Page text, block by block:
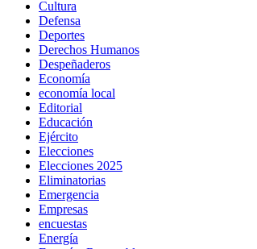
Cultura
Defensa
Deportes
Derechos Humanos
Despeñaderos
Economía
economía local
Editorial
Educación
Ejército
Elecciones
Elecciones 2025
Eliminatorias
Emergencia
Empresas
encuestas
Energía